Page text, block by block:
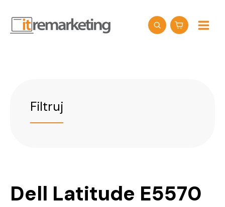
treści
Filtruj
Dell Latitude E5570